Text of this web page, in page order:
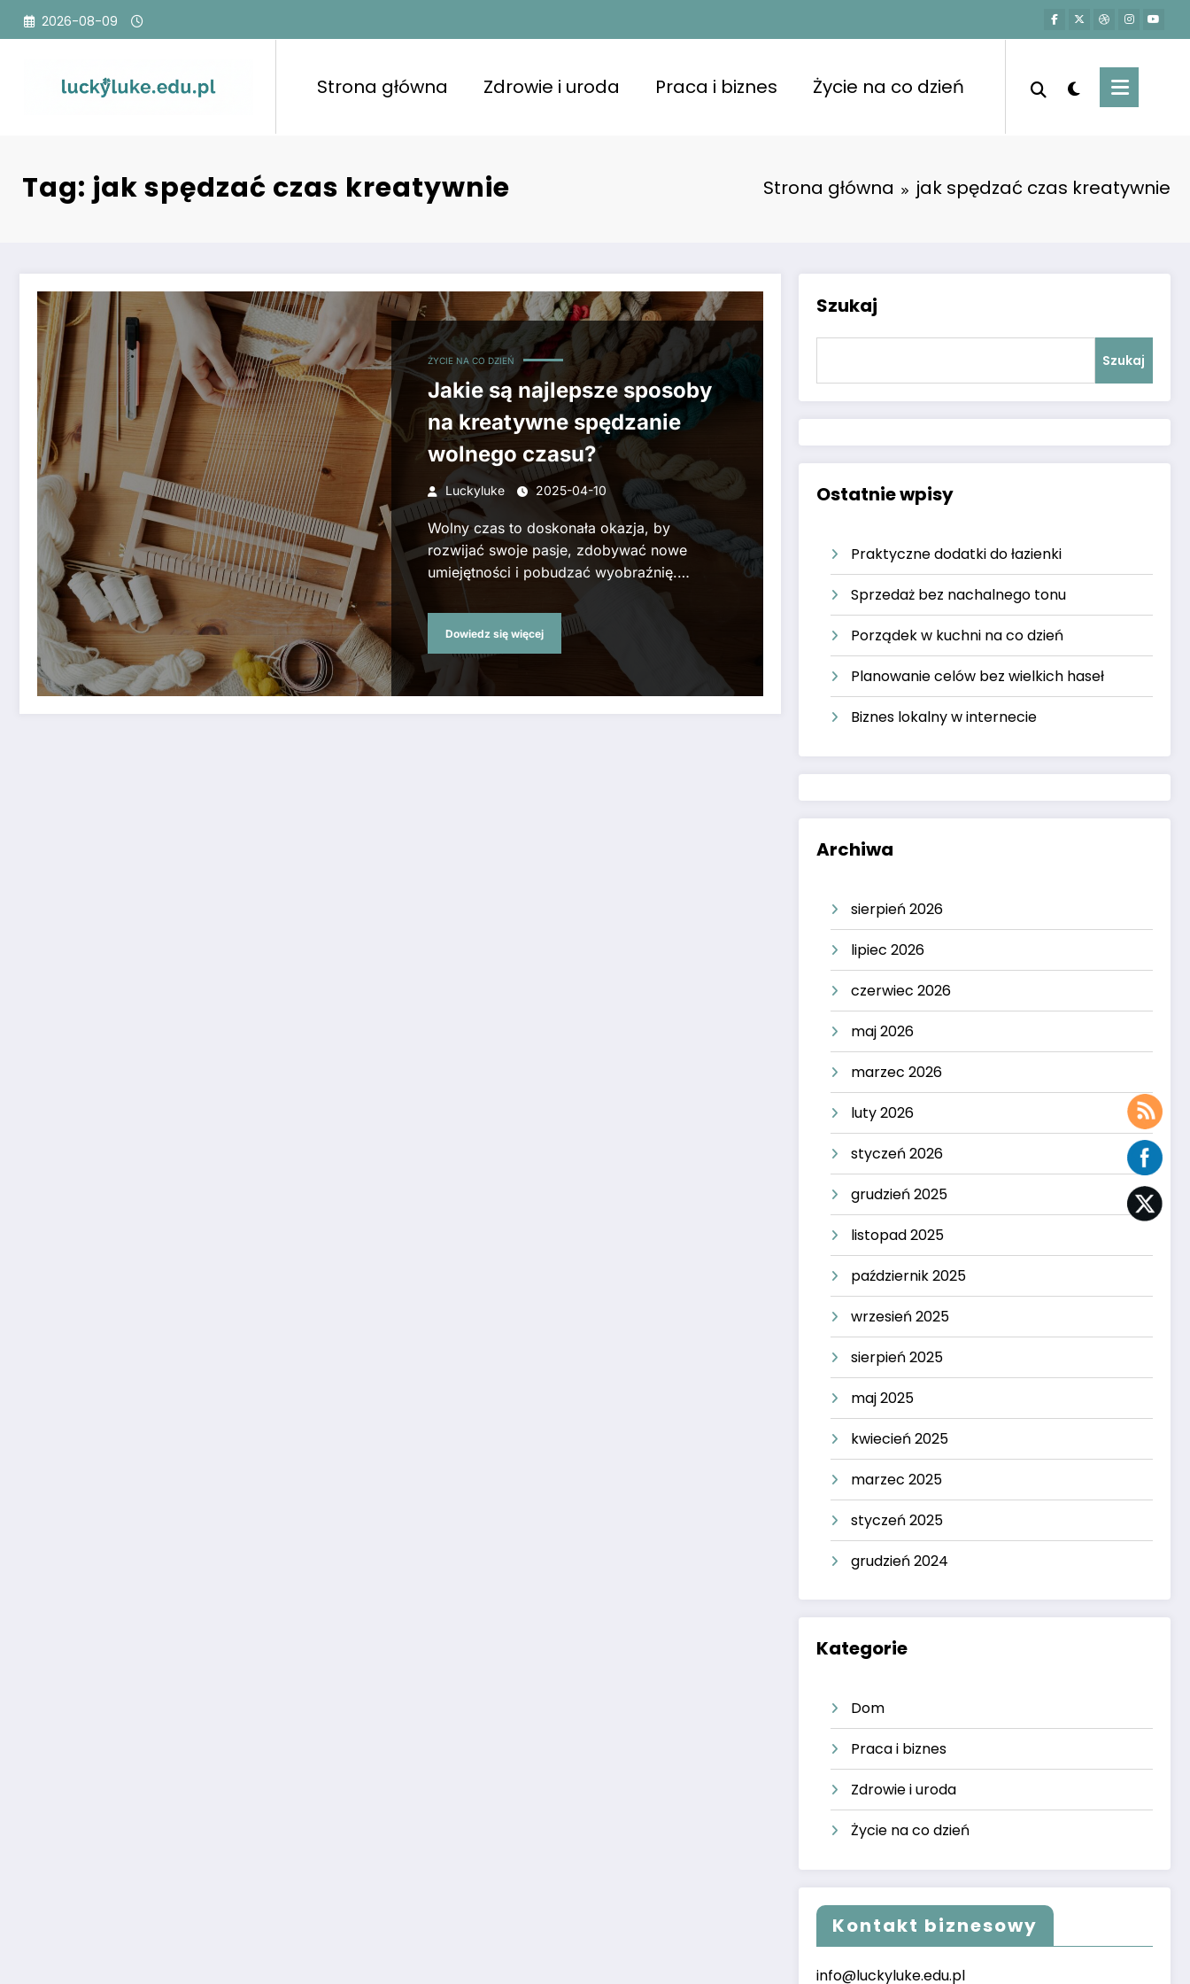
Przejdź
2026-08-09
Strona główna Zdrowie i uroda Praca i biznes Życie na co dzień
Tag: jak spędzać czas kreatywnie Strona główna jak spędzać czas kreatywnie
ŻYCIE NA CO DZIEŃ
Jakie są najlepsze sposoby
na kreatywne spędzanie
wolnego czasu?
Luckyluke 2025-04-10
Wolny czas to doskonała okazja, by
rozwijać swoje pasje, zdobywać nowe
umiejętności i pobudzać wyobraźnię.…
Dowiedz się więcej
Szukaj
Szukaj
Ostatnie wpisy
Praktyczne dodatki do łazienki
Sprzedaż bez nachalnego tonu
Porządek w kuchni na co dzień
Planowanie celów bez wielkich haseł
Biznes lokalny w internecie
Archiwa
sierpień 2026
lipiec 2026
czerwiec 2026
maj 2026
marzec 2026
luty 2026
styczeń 2026
grudzień 2025
listopad 2025
październik 2025
wrzesień 2025
sierpień 2025
maj 2025
kwiecień 2025
marzec 2025
styczeń 2025
grudzień 2024
Kategorie
Dom
Praca i biznes
Zdrowie i uroda
Życie na co dzień
Kontakt biznesowy
info@luckyluke.edu.pl